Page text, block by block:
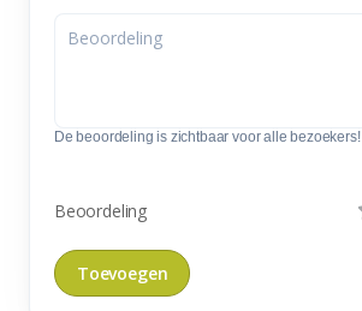
De beoordeling is zichtbaar voor alle bezoekers!
Beoordeling